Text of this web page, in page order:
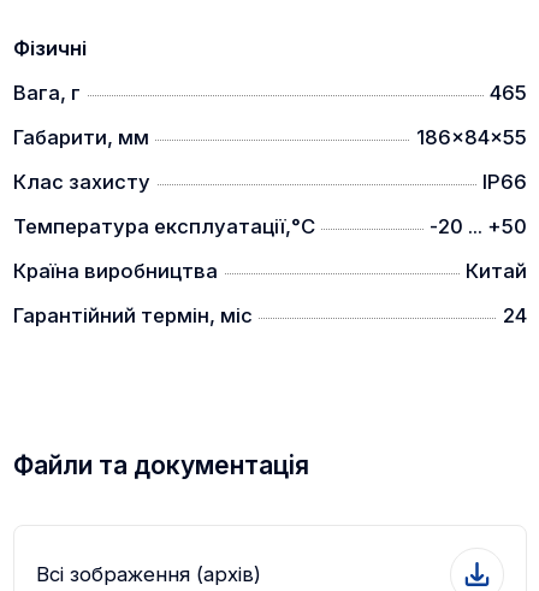
Фізичні
Вага, г
465
Габарити, мм
186x84x55
Клас захисту
IP66
Температура експлуатації,°C
-20 ... +50
Країна виробництва
Китай
Гарантійний термін, міс
24
Файли та документація
Всі зображення (архів)